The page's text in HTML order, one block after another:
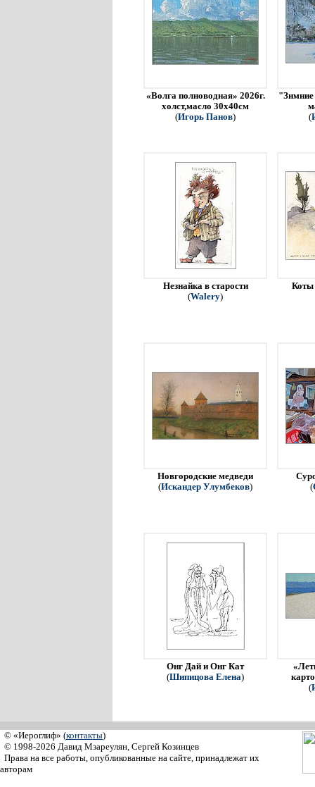
«Волга полноводная» 2026г.
холст,масло 30х40см
(Игорь Панов)
"Зимние
(
Незнайка в старости
(Walery)
Коты
Новгородские медведи
(Искандер Улумбеков)
(
Онг Дай и Онг Кат
(Шипицова Елена)
(
© «Иероглиф» (контакты)
© 1998-2026 Давид Мзареулян, Сергей Козинцев
Права на все работы, опубликованные на сайте, принадлежат их
авторам